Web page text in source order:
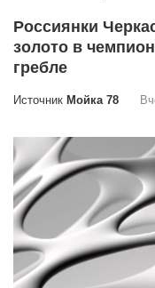
Россиянки
золото в
гребле
Источник Мойка 78